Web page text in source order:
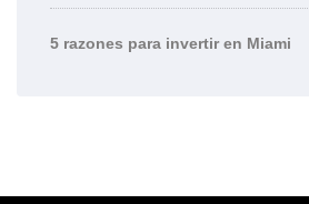
5 razones para invertir en Miami